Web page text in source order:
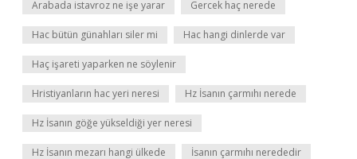
Arabada istavroz ne işe yarar Gercek haç nerede
Hac bütün günahları siler mi Hac hangi dinlerde var
Haç işareti yaparken ne söylenir
Hristiyanların hac yeri neresi Hz İsanın çarmıhı nerede
Hz İsanın göğe yükseldiği yer neresi
Hz İsanın mezarı hangi ülkede İsanın çarmıhı nerededir